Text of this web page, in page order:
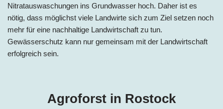
Nitratauswaschungen ins Grundwasser hoch. Daher ist es
nötig, dass möglichst viele Landwirte sich zum Ziel setzen noch
mehr für eine nachhaltige Landwirtschaft zu tun.
Gewässerschutz kann nur gemeinsam mit der Landwirtschaft
erfolgreich sein.
Agroforst in Rostock